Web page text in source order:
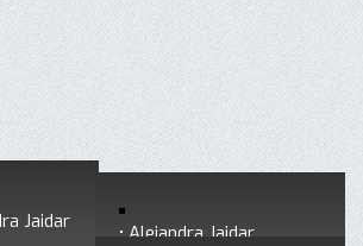
Jaidar Alejandra Jaidar